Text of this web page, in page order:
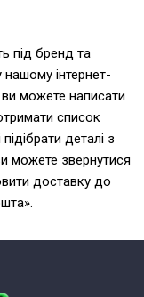
під бренд та
інтернет-
можете написати
список
деталі з
можете звернутися
доставку до